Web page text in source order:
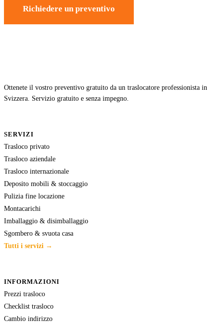
Richiedere un preventivo
Ottenete il vostro preventivo gratuito da un traslocatore professionista in
Svizzera. Servizio gratuito e senza impegno.
SERVIZI
Trasloco privato
Trasloco aziendale
Trasloco internazionale
Deposito mobili & stoccaggio
Pulizia fine locazione
Montacarichi
Imballaggio & disimballaggio
Sgombero & svuota casa
Tutti i servizi →
INFORMAZIONI
Prezzi trasloco
Checklist trasloco
Cambio indirizzo